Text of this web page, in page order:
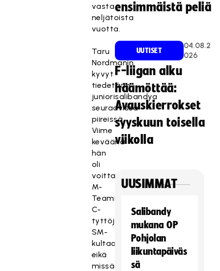
vasta
neljätoista
vuotta.
Taru
Nordmanin
kyvyt
tiedetään
juniorisalibandya
seuraavissa
piireissä.
Viime
keväänä
hän
oli
voittamassa
M-
Teamille
C-
tyttöjen
SM-
kultaa,
eikä
missään
ensimmäistä peliä
UUTISET
04.08.2
026
F-liigan alku
häämöttää:
Avauskierrokset
syyskuun toisella
viikolla
UUSIMMAT
Salibandy
mukana OP
Pohjolan
liikuntapäiväs
sä